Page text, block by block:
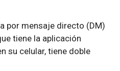
por mensaje directo (DM)
tiene la aplicación
su celular, tiene doble